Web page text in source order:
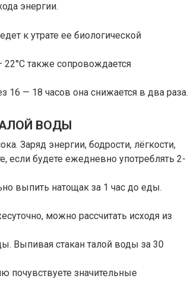
энергии.
к утрате ее биологической
также сопровождается
16 — 18 часов она снижается в два раза.
ВОДЫ
Заряд энергии, бодрости, лёгкости,
если будете ежедневно употреблять 2-
выпить натощак за 1 час до еды.
можно рассчитать исходя из
Выпивая стакан талой воды за 30
почувствуете значительные